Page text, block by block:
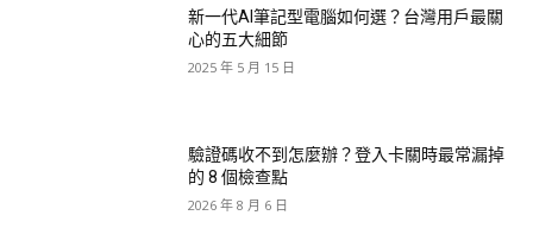
新一代AI筆記型電腦如何選？台灣用戶最關
心的五大細節
2025 年 5 月 15 日
驗證碼收不到怎麼辦？登入卡關時最常漏掉
的 8 個檢查點
2026 年 8 月 6 日